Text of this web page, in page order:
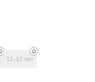
11-12 лет